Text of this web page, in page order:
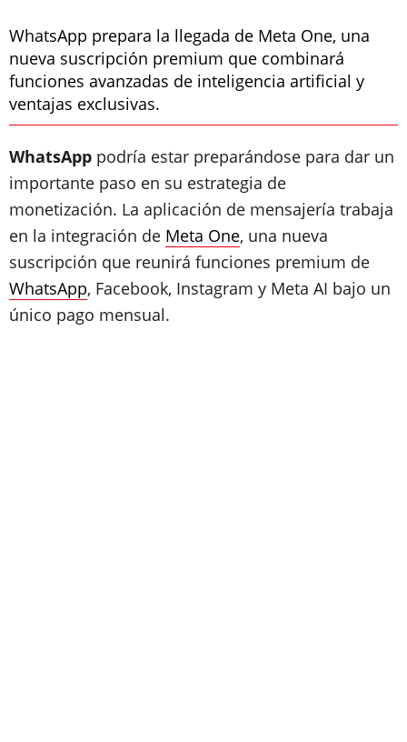
WhatsApp prepara la llegada de Meta One, una
nueva suscripción premium que combinará
funciones avanzadas de inteligencia artificial y
ventajas exclusivas.
WhatsApp podría estar preparándose para dar un
importante paso en su estrategia de
monetización. La aplicación de mensajería trabaja
en la integración de Meta One, una nueva
suscripción que reunirá funciones premium de
WhatsApp, Facebook, Instagram y Meta AI bajo un
único pago mensual.